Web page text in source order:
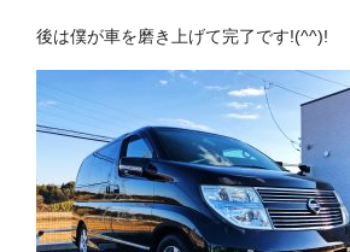
後は僕が車を磨き上げて完了です!(^^)!